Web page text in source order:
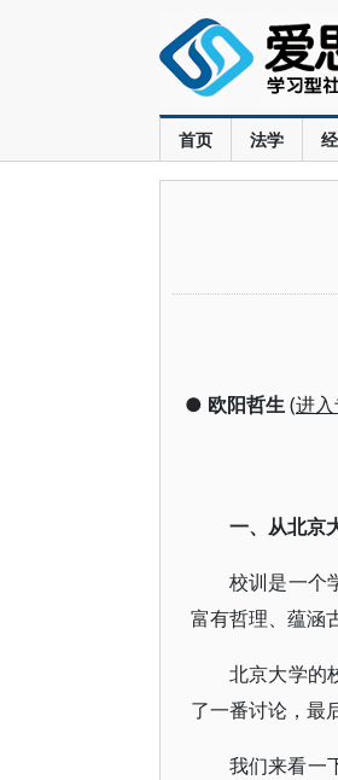
首页 法学
● 欧阳哲生(进
一、从北京
校训是一个
富有哲理、蕴涵
北京大学的
了一番讨论，最
我们来看一